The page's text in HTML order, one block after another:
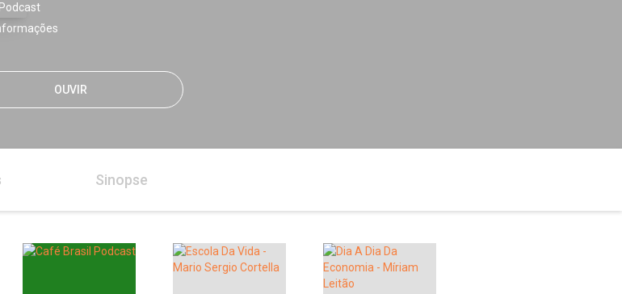
Podcast
OUVIR
Sinopse